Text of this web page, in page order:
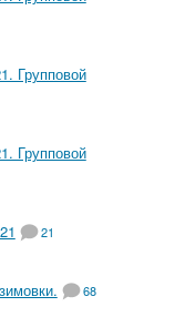
Групповой
Групповой
21
68